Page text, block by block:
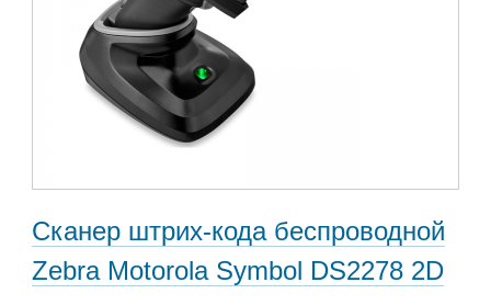
Сканер штрих-кода беспроводной
Zebra Motorola Symbol DS2278 2D